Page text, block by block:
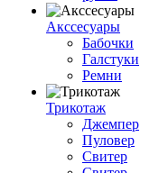
Акссесуары
Бабочки
Галстуки
Ремни
Трикотаж
Джемпер
Пуловер
Свитер